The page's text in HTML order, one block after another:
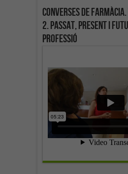
Converses de
2. Passat, present i
professió